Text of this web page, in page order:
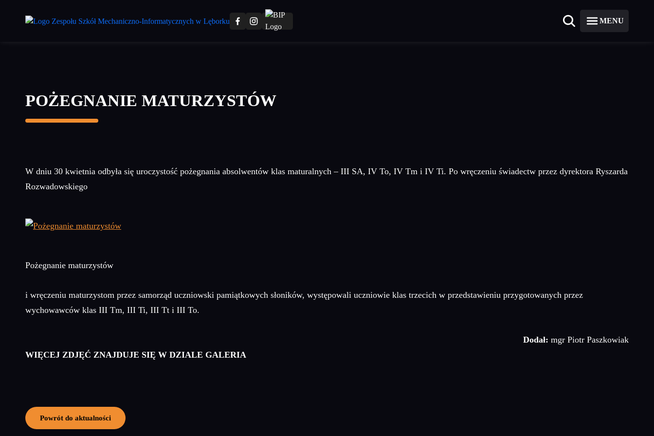
MENU
POŻEGNANIE MATURZYSTÓW
W dniu 30 kwietnia odbyła się uroczystość pożegnania absolwentów klas maturalnych – III SA, IV To, IV Tm i IV Ti. Po wręczeniu świadectw przez dyrektora Ryszarda
Rozwadowskiego
Pożegnanie maturzystów
i wręczeniu maturzystom przez samorząd uczniowski pamiątkowych słoników, występowali uczniowie klas trzecich w przedstawieniu przygotowanych przez
wychowawców klas III Tm, III Ti, III Tt i III To.
Dodał: mgr Piotr Paszkowiak
WIĘCEJ ZDJĘĆ ZNAJDUJE SIĘ W DZIALE GALERIA
Powrót do aktualności